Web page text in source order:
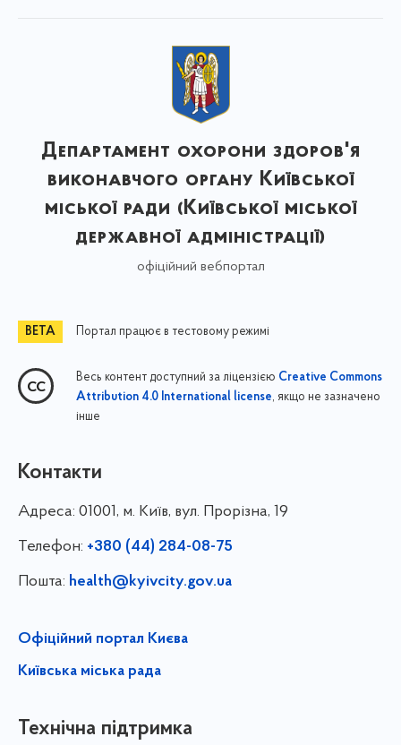
Департамент охорони здоров'я
виконавчого органу Київської
міської ради (Київської міської
державної адміністрації)
офіційний вебпортал
Портал працює в тестовому режимі
Весь контент доступний за ліцензією Creative Commons
Attribution 4.0 International license, якщо не зазначено
інше
Контакти
Адреса: 01001, м. Київ, вул. Прорізна, 19
Телефон: +380 (44) 284-08-75
Пошта: health@kyivcity.gov.ua
Офіційний портал Києва
Київська міська рада
Технічна підтримка